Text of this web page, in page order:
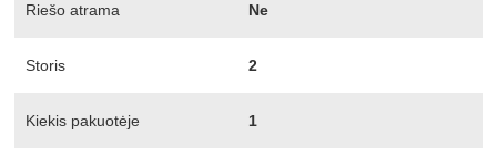
Riešo atrama Ne
Storis 2
Kiekis pakuotėje 1